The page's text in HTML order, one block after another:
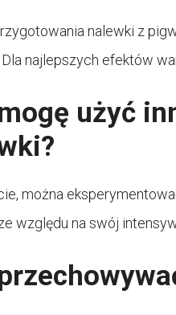
nalewki z
najlepszych efektów
użyć
można
względu na swój